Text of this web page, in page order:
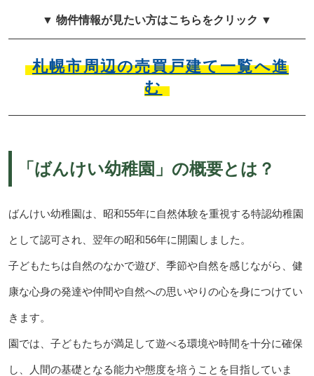
▼ 物件情報が見たい方はこちらをクリック ▼
札幌市周辺の売買戸建て一覧へ進
む
「ばんけい幼稚園」の概要とは？
ばんけい幼稚園は、昭和55年に自然体験を重視する特認幼稚園
として認可され、翌年の昭和56年に開園しました。
子どもたちは自然のなかで遊び、季節や自然を感じながら、健
康な心身の発達や仲間や自然への思いやりの心を身につけてい
きます。
園では、子どもたちが満足して遊べる環境や時間を十分に確保
し、人間の基礎となる能力や態度を培うことを目指していま